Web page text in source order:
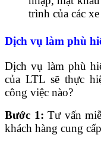
trình của các
Dịch vụ làm phù
Dịch vụ làm phù
của LTL sẽ thực
công việc nào?
Bước 1: Tư vấn
khách hàng cung